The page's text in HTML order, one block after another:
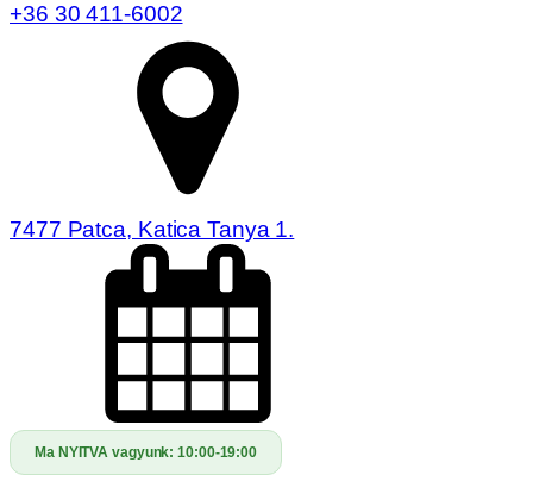
+36 30 411-6002
7477 Patca, Katica Tanya 1.
Ma NYITVA vagyunk:10:00-19:00